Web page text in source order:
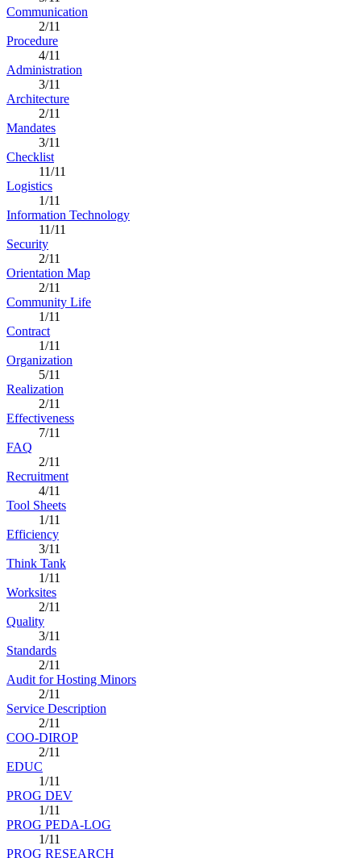
Communication
2/11
Procedure
4/11
Administration
3/11
Architecture
2/11
Mandates
3/11
Checklist
11/11
Logistics
1/11
Information Technology
11/11
Security
2/11
Orientation Map
2/11
Community Life
1/11
Contract
1/11
Organization
5/11
Realization
2/11
Effectiveness
7/11
FAQ
2/11
Recruitment
4/11
Tool Sheets
1/11
Efficiency
3/11
Think Tank
1/11
Worksites
2/11
Quality
3/11
Standards
2/11
Audit for Hosting Minors
2/11
Service Description
2/11
COO-DIROP
2/11
EDUC
1/11
PROG DEV
1/11
PROG PEDA-LOG
1/11
PROG RESEARCH